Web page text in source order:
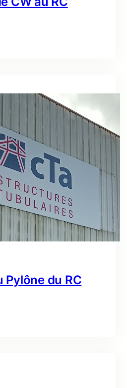
Pylône du RC